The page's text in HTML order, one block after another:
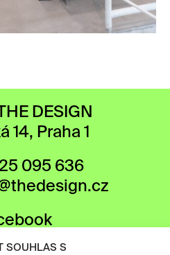
SOUHLAS S
DESIGN
14, Praha 1
095 636